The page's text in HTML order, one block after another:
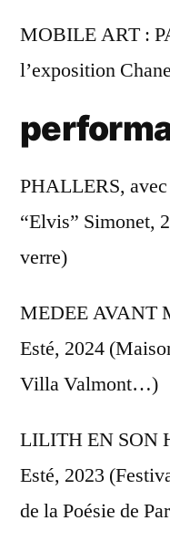
MOBILE ART :
l’exposition
PHALLERS,
“Elvis” Simonet,
verre)
MEDEE AVANT
Esté, 2024
Villa Valmont…)
LILITH EN SON
Esté, 2023
de la Poésie de